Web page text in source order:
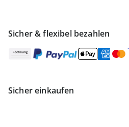
Sicher & flexibel bezahlen
Sicher einkaufen